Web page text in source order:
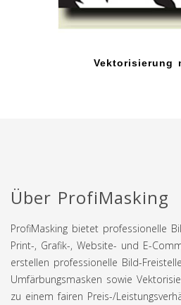
Vektorisierung
Über ProfiMasking
ProfiMasking bietet professionelle
Print-, Grafik-, Website- und E-
erstellen professionelle Bild-
Umfärbungsmasken sowie
zu einem fairen Preis-/